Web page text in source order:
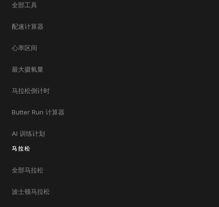
全部工具
配速计算器
心率区间
最大摄氧量
马拉松倒计时
Butter Run 计算器
AI 训练计划
马拉松
全部马拉松
波士顿马拉松